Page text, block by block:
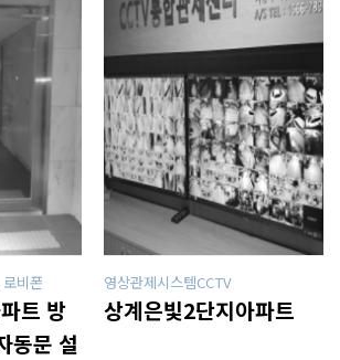
비폰
트 방
동문 설
영상관제시스템CCTV
상계은빛2단지아파트